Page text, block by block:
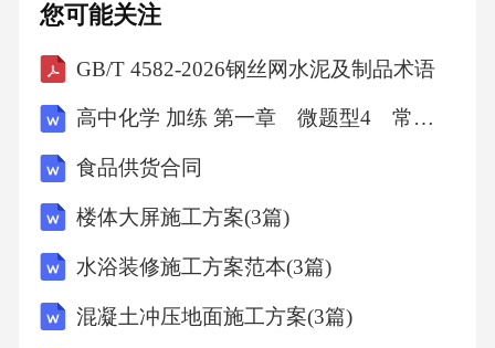
乙方支付已拖欠的费用及违约金。2.如乙方违反
本合同约定的保密义务，应向甲方支付违约金
人民币[X]元，并赔偿甲方因此遭受的全部损
甲方有权解除本合同，并要求乙方支付违约金
人民币[X]元，同时乙方应返还已收取的经营收
益。4.如乙方违反法律法规或本合同约定，导致
该火锅店受到行政处罚或产生其他法律纠纷，
您可能关注
GB/T 4582-2026钢丝网水泥及制品术语
高中化学 加练 第一章 微题型4 常见物质的性质和用途
食品供货合同
楼体大屏施工方案(3篇)
水浴装修施工方案范本(3篇)
混凝土冲压地面施工方案(3篇)